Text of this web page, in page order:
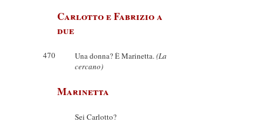
Carlotto e Fabrizio a
due
470 Una donna? È Marinetta.(La
cercano)
Marinetta
Sei Carlotto?